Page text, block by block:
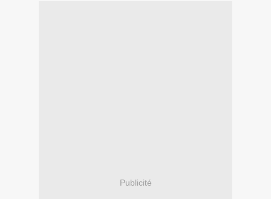
Publicité